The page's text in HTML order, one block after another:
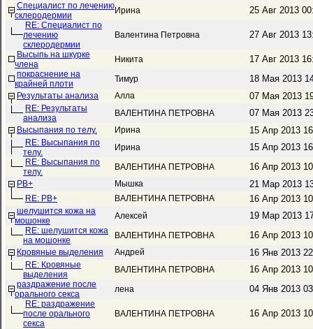
Специалист по лечению
склеродермии
Ирина 25 Авг 2013
RE: Специалист по
лечению
склеродермии
Валентина Петровна 27 Авг 2013
Высыпь на шкурке
члена
Никита 17 Авг 2013
покраснение на
крайней плоти
Тимур 18 Мая 2013
Результаты анализа Алла 07 Мая 2013
RE: Результаты
анализа
ВАЛЕНТИНА ПЕТРОВНА 07 Мая 2013
Высыпания по телу. Ирина 15 Апр 2013
RE: Высыпания по
телу.
Ирина 15 Апр 2013
RE: Высыпания по
телу.
ВАЛЕНТИНА ПЕТРОВНА 16 Апр 2013
РВ+ Мышка 21 Мар 2013
RE: РВ+ ВАЛЕНТИНА ПЕТРОВНА 16 Апр 2013
шелушится кожа на
мошонке
Алексей 19 Мар 2013
RE: шелушится кожа
на мошонке
ВАЛЕНТИНА ПЕТРОВНА 16 Апр 2013
Кровяные выделения Андрей 16 Янв 2013
RE: Кровяные
выделения
ВАЛЕНТИНА ПЕТРОВНА 16 Апр 2013
раздражение после
орального секса
лена 04 Янв 2013
RE: раздражение
после орального
секса
ВАЛЕНТИНА ПЕТРОВНА 16 Апр 2013